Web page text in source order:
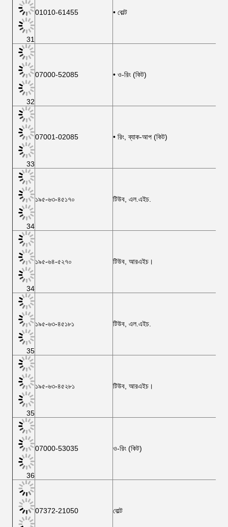
31
01010-61455 • বোল্ট
32
07000-52085 • ও-রিং (কিট)
33
07001-02085 • রিং, ব্যাক-আপ (কিট)
34
১৯৫-৬৩-৪৫১৭০ টিউব, এল.এইচ.
34
১৯৫-৬৪-৫২৭০ টিউব, আরএইচ।
35
১৯৫-৬৩-৪৫১৮১ টিউব, এল.এইচ.
35
১৯৫-৬৩-৪৫২৮১ টিউব, আরএইচ।
36
07000-53035 ও-রিং (কিট)
07372-21050 বোল্ট